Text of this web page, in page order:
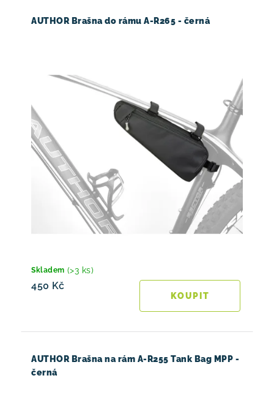
AUTHOR Brašna do rámu A-R265 - černá
Skladem (>3 ks)
450 Kč
AUTHOR Brašna na rám A-R255 Tank Bag MPP -
černá